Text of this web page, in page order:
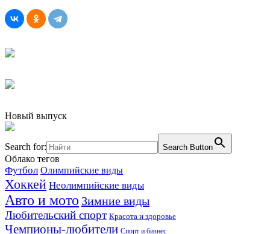
Новый выпуск
Search for: Search Button
Облако тегов
Футбол Олимпийские виды
Хоккей Неолимпийские виды
Авто и мото Зимние виды
Любительский спорт Красота и здоровье
Чемпионы-любители Спорт и бизнес